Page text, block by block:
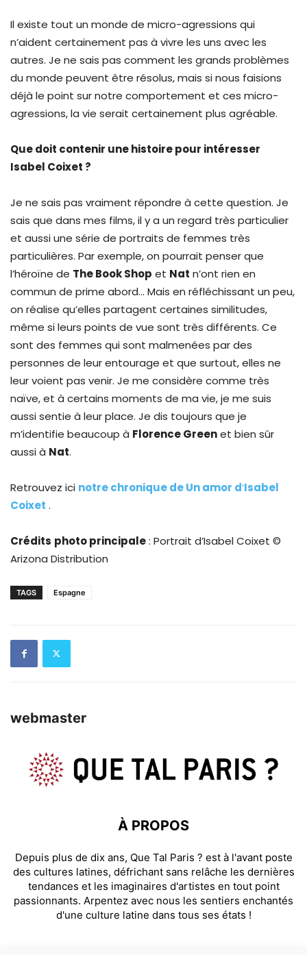
Il existe tout un monde de micro-agressions qui
n’aident certainement pas à vivre les uns avec les
autres. Je ne sais pas comment les grands problèmes
du monde peuvent être résolus, mais si nous faisions
déjà le point sur notre comportement et ces micro-
agressions, la vie serait certainement plus agréable.
Que doit contenir une histoire pour intéresser
Isabel Coixet ?
Je ne sais pas vraiment répondre à cette question. Je
sais que dans mes films, il y a un regard très particulier
et aussi une série de portraits de femmes très
particulières. Par exemple, on pourrait penser que
l’héroïne de The Book Shop et Nat n’ont rien en
commun de prime abord… Mais en réfléchissant un peu,
on réalise qu’elles partagent certaines similitudes,
même si leurs points de vue sont très différents. Ce
sont des femmes qui sont malmenées par des
personnes de leur entourage et que surtout, elles ne
leur voient pas venir. Je me considère comme très
naïve, et à certains moments de ma vie, je me suis
aussi sentie à leur place. Je dis toujours que je
m’identifie beaucoup à Florence Greenet bien sûr
aussi à Nat.
Retrouvez ici notre chronique de Un amor d‘Isabel
Coixet .
Crédits photo principale: Portrait d’Isabel Coixet ©
Arizona Distribution
TAGS Espagne
webmaster
À PROPOS
Depuis plus de dix ans, Que Tal Paris ? est à l'avant poste
des cultures latines, défrichant sans relâche les dernières
tendances et les imaginaires d'artistes en tout point
passionnants. Arpentez avec nous les sentiers enchantés
d'une culture latine dans tous ses états !